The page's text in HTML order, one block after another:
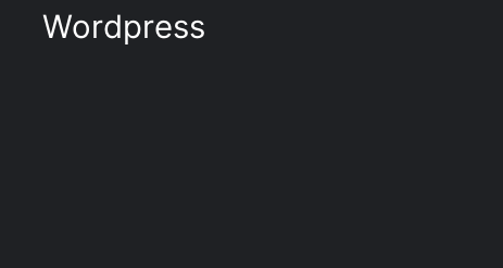
Wordpress